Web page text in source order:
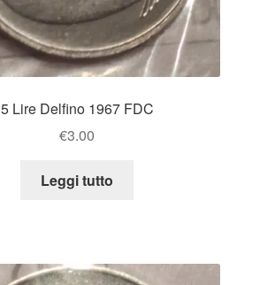
5 Lire Delfino 1967 FDC
€3.00
Leggi tutto